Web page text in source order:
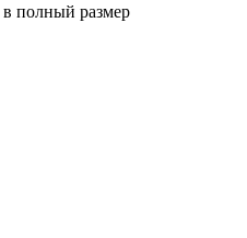
полный размер